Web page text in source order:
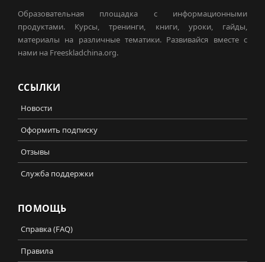
Образовательная площадка с информационными
продуктами. Курсы, тренинги, книги, уроки, гайды,
материалы на различные тематики. Развивайся вместе с
нами на Freeskladchina.org.
ССЫЛКИ
Новости
Оформить подписку
Отзывы
Служба поддержки
ПОМОЩЬ
Справка (FAQ)
Правила